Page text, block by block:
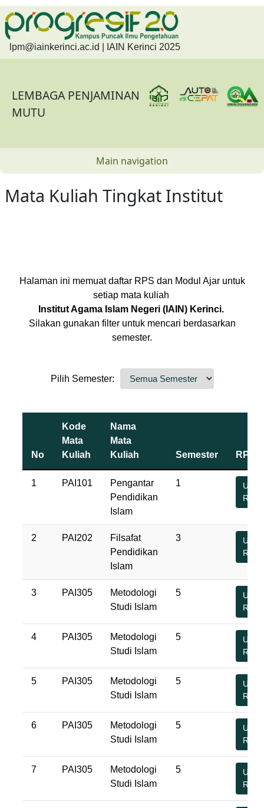
Skip to main content
lpm@iainkerinci.ac.id | IAIN Kerinci 2025
LEMBAGA PENJAMINAN
MUTU
Main navigation
Mata Kuliah Tingkat Institut
Halaman ini memuat daftar RPS dan Modul Ajar untuk
setiap mata kuliah
Institut Agama Islam Negeri (IAIN) Kerinci.
Silakan gunakan filter untuk mencari berdasarkan
semester.
Pilih Semester:
No
Kode
Mata
Kuliah
Nama
Mata
Kuliah
Semester RPS
1 PAI101
Pengantar
Pendidikan
Islam
1
RPS
2 PAI202
Filsafat
Pendidikan
Islam
3
RPS
3 PAI305
Metodologi
Studi Islam
5
RPS
4 PAI305
Metodologi
Studi Islam
5
RPS
5 PAI305
Metodologi
Studi Islam
5
RPS
6 PAI305
Metodologi
Studi Islam
5
RPS
7 PAI305
Metodologi
Studi Islam
5
RPS